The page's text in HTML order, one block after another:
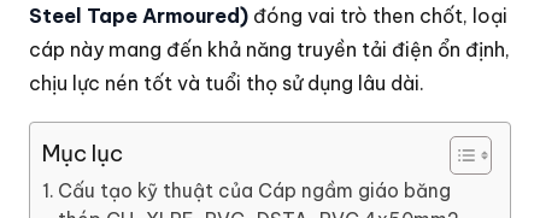
Steel Tape Armoured) đóng vai trò then chốt, loại
cáp này mang đến khả năng truyền tải điện ổn định,
chịu lực nén tốt và tuổi thọ sử dụng lâu dài.
Mục lục
Cấu tạo kỹ thuật của Cáp ngầm giáo băng